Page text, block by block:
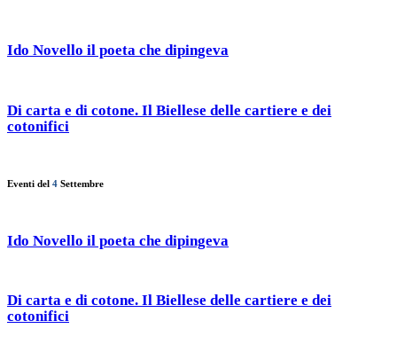
Ido Novello il poeta che dipingeva
Di carta e di cotone. Il Biellese delle cartiere e dei
cotonifici
Eventi del 4 Settembre
Ido Novello il poeta che dipingeva
Di carta e di cotone. Il Biellese delle cartiere e dei
cotonifici